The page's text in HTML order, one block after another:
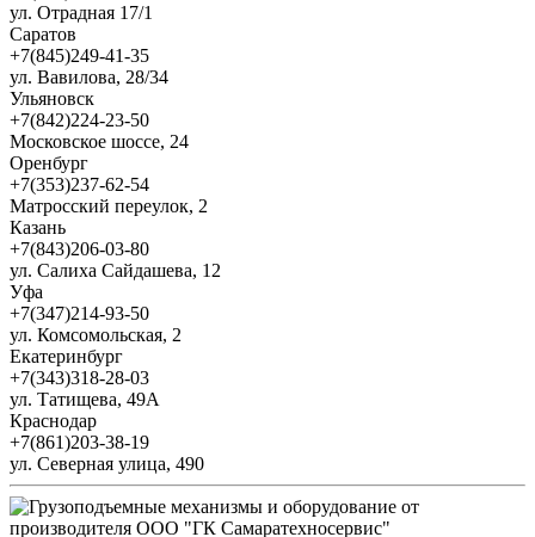
ул. Отрадная 17/1
Саратов
+7(845)249-41-35
ул. Вавилова, 28/34
Ульяновск
+7(842)224-23-50
Московское шоссе, 24
Оренбург
+7(353)237-62-54
Матросский переулок, 2
Казань
+7(843)206-03-80
ул. Салиха Сайдашева, 12
Уфа
+7(347)214-93-50
ул. Комсомольская, 2
Екатеринбург
+7(343)318-28-03
ул. Татищева, 49А
Краснодар
+7(861)203-38-19
ул. Северная улица, 490